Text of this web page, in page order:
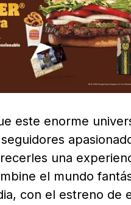
este enorme
una
el mundo
con el estreno de